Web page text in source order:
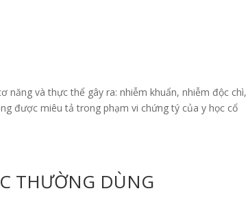
năng và thực thể gây ra: nhiễm khuẩn, nhiễm độc chì,
được miêu tả trong phạm vi chứng tý của y học cổ
THƯỜNG DÙNG